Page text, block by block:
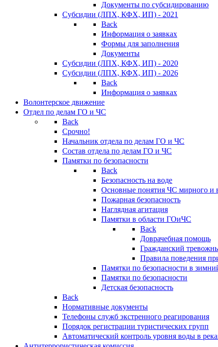
Документы по субсидированию
Субсидии (ЛПХ, КФХ, ИП) - 2021
Back
Информация о заявках
Формы для заполнения
Документы
Субсидии (ЛПХ, КФХ, ИП) - 2020
Субсидии (ЛПХ, КФХ, ИП) - 2026
Back
Информация о заявках
Волонтерское движение
Отдел по делам ГО и ЧС
Back
Срочно!
Начальник отдела по делам ГО и ЧС
Состав отдела по делам ГО и ЧС
Памятки по безопасности
Back
Безопасность на воде
Основные понятия ЧС мирного и
Пожарная безопасность
Наглядная агитация
Памятки в области ГОиЧС
Back
Доврачебная помощь
Гражданский
Правила поведения
Памятки по безопасности в
Памятки по безопасности
Детская безопасность
Back
Нормативные документы
Телефоны служб экстренного реагирования
Порядок регистрации туристических групп
Автоматический контроль уровня воды в